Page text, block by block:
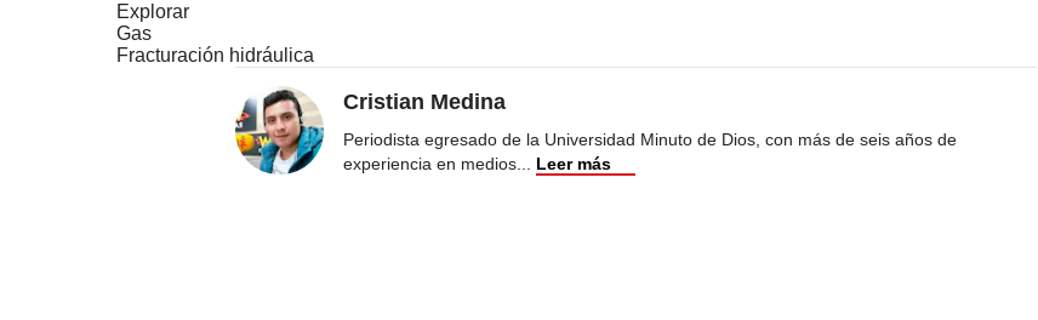
Explorar
Gas
Fracturación hidráulica
Cristian Medina
Periodista egresado de la Universidad Minuto de Dios, con más de seis años de
experiencia en medios... Leer más